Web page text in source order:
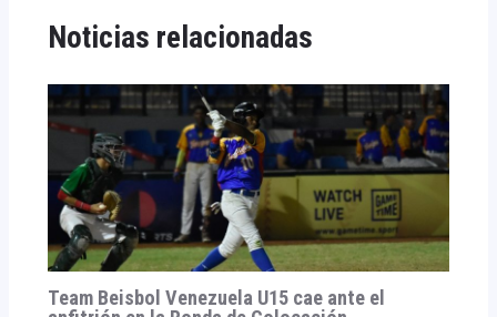
Noticias relacionadas
Team Beisbol Venezuela U15 cae ante el